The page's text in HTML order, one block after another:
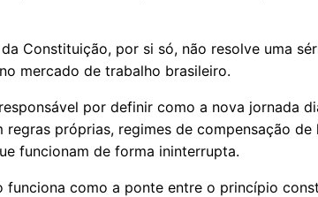
Constituição, por si só, não resolve uma
mercado de trabalho brasileiro.
por definir como a nova jornada
regras próprias, regimes de compensação de
funcionam de forma ininterrupta.
funciona como a ponte entre o princípio